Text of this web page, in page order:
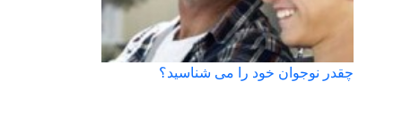
چقدر نوجوان خود را می شناسید؟